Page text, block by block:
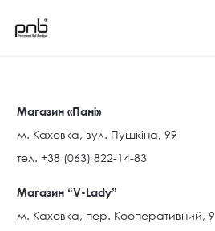
Магазин «Пані»
м. Каховка, вул. Пушкіна, 99
тел. +38 (063) 822-14-83
Магазин “V-Lady”
м. Каховка, пер. Кооперативний, 9